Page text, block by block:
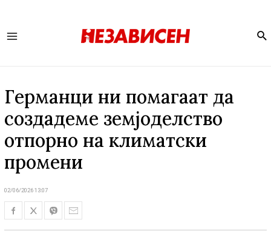
Германци ни помагаат да
создадеме земјоделство
отпорно на климатски
промени
02/06/2026 13:07